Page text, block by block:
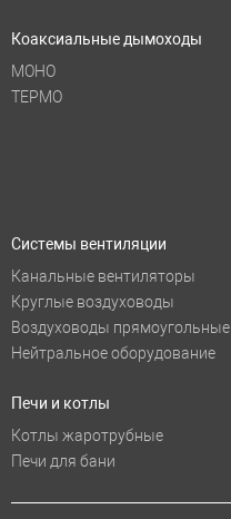
Коаксиальные дымоходы
МОНО
ТЕРМО
Системы вентиляции
Канальные вентиляторы
Круглые воздуховоды
Воздуховоды прямоугольные
Нейтральное оборудование
Печи и котлы
Котлы жаротрубные
Печи для бани